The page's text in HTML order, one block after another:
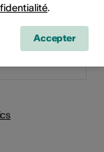
.
Accepter